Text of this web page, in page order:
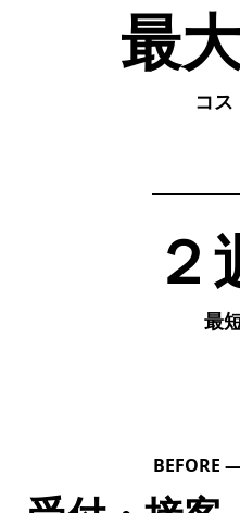
最
コス
２
最
BEFORE